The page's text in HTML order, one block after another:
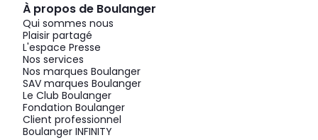
À propos de Boulanger
Qui sommes nous
Plaisir partagé
L'espace Presse
Nos services
Nos marques Boulanger
SAV marques Boulanger
Le Club Boulanger
Fondation Boulanger
Client professionnel
Boulanger INFINITY